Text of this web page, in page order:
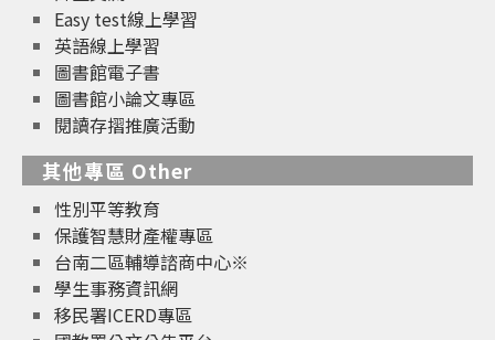
Easy test線上學習
英語線上學習
圖書館電子書
圖書館小論文專區
閱讀存摺推廣活動
其他專區 Other
性別平等教育
保護智慧財產權專區
台南二區輔導諮商中心※
學生事務資訊網
移民署ICERD專區